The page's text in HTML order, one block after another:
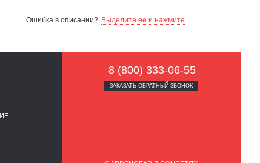
Ошибка в описании? Выделите ее и нажмите
8 (800) 333-06-55
ЗАКАЗАТЬ ОБРАТНЫЙ ЗВОНОК